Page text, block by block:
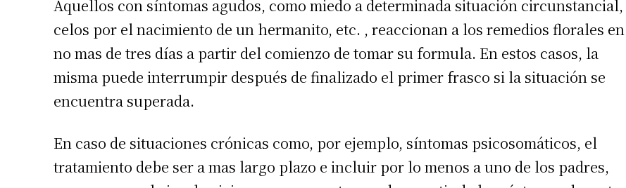
Aquellos con síntomas agudos, como miedo a determinada situación circunstancial,
celos por el nacimiento de un hermanito, etc. , reaccionan a los remedios florales en
no mas de tres días a partir del comienzo de tomar su formula. En estos casos, la
misma puede interrumpir después de finalizado el primer frasco si la situación se
encuentra superada.
En caso de situaciones crónicas como, por ejemplo, síntomas psicosomáticos, el
tratamiento debe ser a mas largo plazo e incluir por lo menos a uno de los padres,